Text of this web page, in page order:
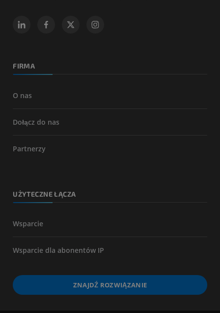
FIRMA
O nas
Dołącz do nas
Partnerzy
UŻYTECZNE ŁĄCZA
Wsparcie
Wsparcie dla abonentów IP
ZNAJDŹ ROZWIĄZANIE